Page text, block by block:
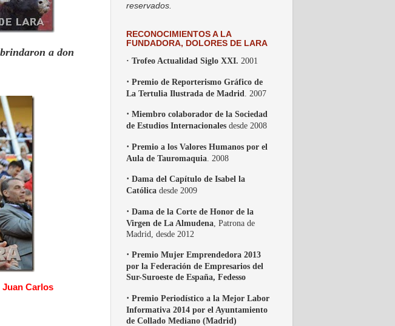
a don
Juan Carlos
reservados.
RECONOCIMIENTOS A LA
FUNDADORA, DOLORES DE LARA
· Trofeo Actualidad Siglo XXI. 2001
· Premio de Reporterismo Gráfico de
La Tertulia Ilustrada de Madrid . 2007
· Miembro colaborador de la Sociedad
de Estudios Internacionales desde 2008
· Premio a los Valores Humanos por el
Aula de Tauromaquia . 2008
· Dama del Capítulo de Isabel la
Católica desde 2009
· Dama de la Corte de Honor de la
Virgen de La Almudena , Patrona de
Madrid, desde 2012
· Premio Mujer Emprendedora 2013
por la Federación de Empresarios del
Sur-Suroeste de España, Fedesso
· Premio Periodístico a la Mejor Labor
Informativa 2014 por el Ayuntamiento
de Collado Mediano (Madrid)